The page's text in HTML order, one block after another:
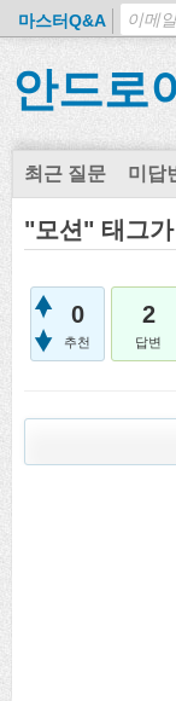
마스터Q&A
안드로
최근 질문 미답
"모션" 태그
0
추천
2
답변